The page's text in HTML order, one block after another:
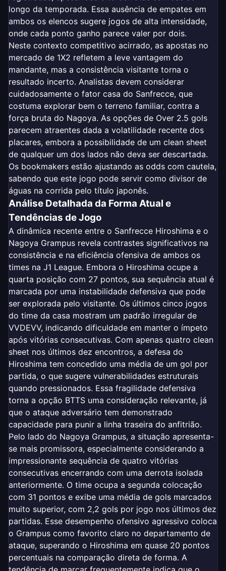
longo da temporada. Essa ausência de empates em
ambos os elencos sugere jogos de alta intensidade,
onde cada ponto ganho parece valer por dois.
Neste contexto competitivo acirrado, as apostas no
mercado de 1X2 refletem a leve vantagem do
mandante, mas a consistência visitante torna o
resultado incerto. Analistas devem considerar
cuidadosamente o fator casa do Sanfrecce, que
costuma explorar bem o terreno familiar, contra a
força bruta do Nagoya. As opções de Over 2.5 gols
parecem atraentes dada a volatilidade recente dos
placares, embora a possibilidade de um clean sheet
de qualquer um dos lados não deva ser descartada.
Os bookmakers estão ajustando as odds com cautela,
sabendo que este jogo pode servir como divisor de
águas na corrida pelo título japonês.
Análise Detalhada da Forma Atual e
Tendências de Jogo
A dinâmica recente entre o Sanfrecce Hiroshima e o
Nagoya Grampus revela contrastes significativos na
consistência e na eficiência ofensiva de ambos os
times na J1 League. Embora o Hiroshima ocupe a
quarta posição com 27 pontos, sua sequência atual é
marcada por uma instabilidade defensiva que pode
ser explorada pelo visitante. Os últimos cinco jogos
do time da casa mostram um padrão irregular de
VVDEVV, indicando dificuldade em manter o ímpeto
após vitórias consecutivas. Com apenas quatro clean
sheet nos últimos dez encontros, a defesa do
Hiroshima tem concedido uma média de um gol por
partida, o que sugere vulnerabilidades estruturais
quando pressionados. Essa fragilidade defensiva
torna a opção BTTS uma consideração relevante, já
que o ataque adversário tem demonstrado
capacidade para punir a linha traseira do anfitrião.
Pelo lado do Nagoya Grampus, a situação apresenta-
se mais promissora, especialmente considerando a
impressionante sequência de quatro vitórias
consecutivas encerrando com uma derrota isolada
anteriormente. O time ocupa a segunda colocação
com 31 pontos e exibe uma média de gols marcados
muito superior, com 2,2 gols por jogo nos últimos dez
partidas. Esse desempenho ofensivo agressivo coloca
o Grampus como favorito claro no departamento de
ataque, superando o Hiroshima em quase 20 pontos
percentuais na comparação direta de forma. A